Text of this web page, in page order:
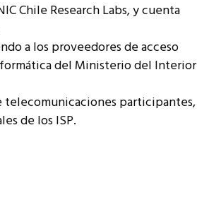
Chile Research Labs, y cuenta
a los proveedores de acceso
del Ministerio del Interior
telecomunicaciones participantes,
de los ISP.